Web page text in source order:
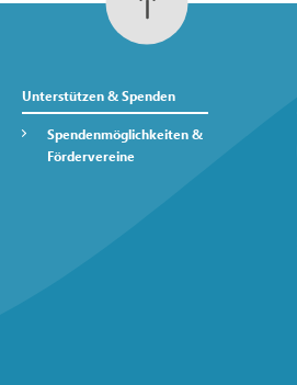
Unterstützen & Spenden
Spendenmöglichkeiten &
Fördervereine